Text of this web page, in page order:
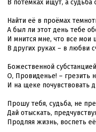
В потёмках ищут, а судьба
Найти её в проёмах
А был ли этот день тебе
И мнится мне, что все мои
В других руках – в любви
Божественной
О, Провиденье! – грезить
И на щеке почувствовать
Прошу тебя, судьба, не
Дай отыскать,
Продляя жизнь, воспеть